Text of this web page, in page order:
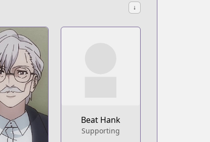
↓
Beat Hank
Supporting